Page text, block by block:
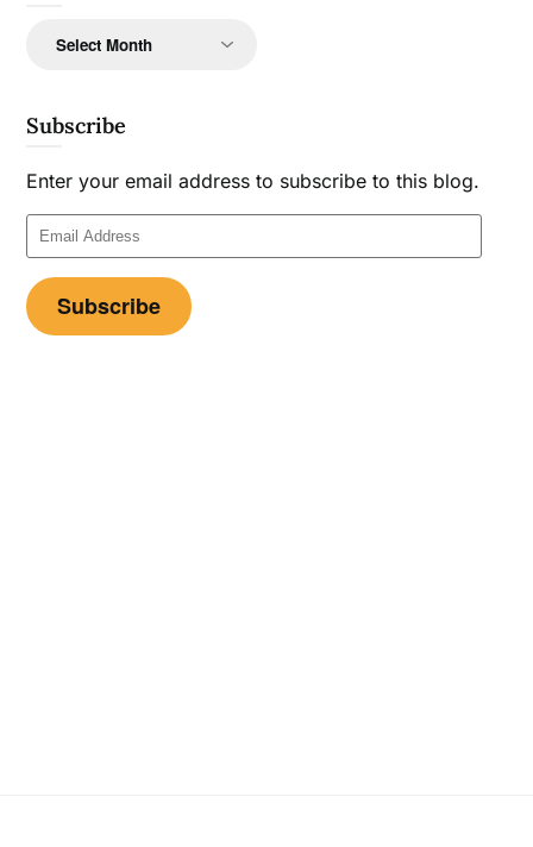
Subscribe
Enter your email address to subscribe to this blog.
Email
Address
Subscribe